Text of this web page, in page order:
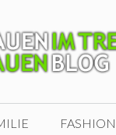
FASHION